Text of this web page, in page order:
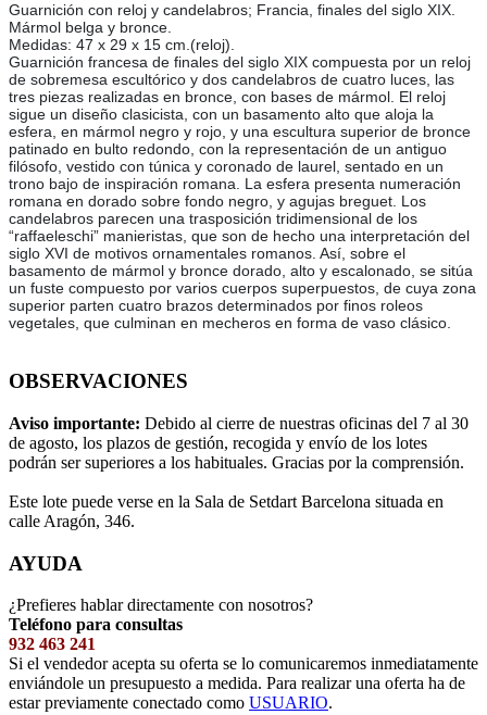
Guarnición con reloj y candelabros; Francia, finales del siglo XIX.
Mármol belga y bronce.
Medidas: 47 x 29 x 15 cm.(reloj).
Guarnición francesa de finales del siglo XIX compuesta por un reloj
de sobremesa escultórico y dos candelabros de cuatro luces, las
tres piezas realizadas en bronce, con bases de mármol. El reloj
sigue un diseño clasicista, con un basamento alto que aloja la
esfera, en mármol negro y rojo, y una escultura superior de bronce
patinado en bulto redondo, con la representación de un antiguo
filósofo, vestido con túnica y coronado de laurel, sentado en un
trono bajo de inspiración romana. La esfera presenta numeración
romana en dorado sobre fondo negro, y agujas breguet. Los
candelabros parecen una trasposición tridimensional de los
“raffaeleschi” manieristas, que son de hecho una interpretación del
siglo XVI de motivos ornamentales romanos. Así, sobre el
basamento de mármol y bronce dorado, alto y escalonado, se sitúa
un fuste compuesto por varios cuerpos superpuestos, de cuya zona
superior parten cuatro brazos determinados por finos roleos
vegetales, que culminan en mecheros en forma de vaso clásico.
OBSERVACIONES
Aviso importante: Debido al cierre de nuestras oficinas del 7 al 30
de agosto, los plazos de gestión, recogida y envío de los lotes
podrán ser superiores a los habituales. Gracias por la comprensión.
Este lote puede verse en la Sala de Setdart Barcelona situada en
calle Aragón, 346.
AYUDA
¿Prefieres hablar directamente con nosotros?
Teléfono para consultas
932 463 241
Si el vendedor acepta su oferta se lo comunicaremos inmediatamente
enviándole un presupuesto a medida. Para realizar una oferta ha de
estar previamente conectado como USUARIO.